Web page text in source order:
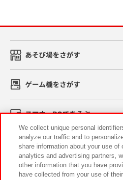
あそび場をさがす
ゲーム機をさがす
スマホ・PCであそぶ
イベント・キャンペーン
We collect unique personal
analyze our traffic and to
share information about your use of
analytics and advertising partners,
other information that you have
have collected from your use of